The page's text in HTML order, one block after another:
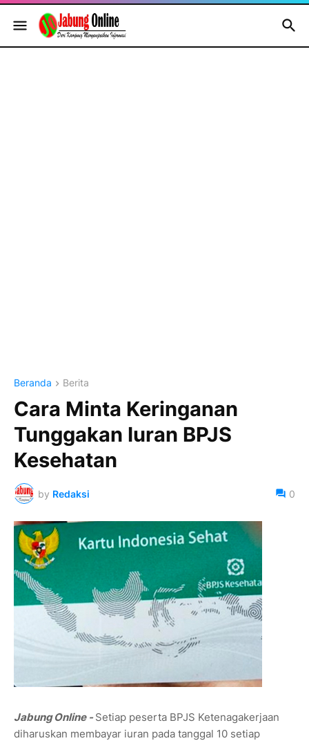
Beranda Berita
Cara Minta Keringanan
Tunggakan Iuran BPJS
Kesehatan
by Redaksi 0
Jabung Online - Setiap peserta BPJS Ketenagakerjaan
diharuskan membayar iuran pada tanggal 10 setiap